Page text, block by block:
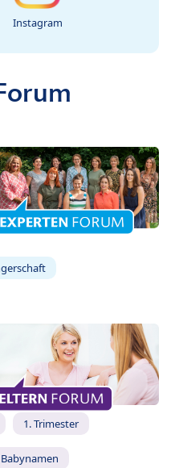
Instagram
1. Trimester
Babynamen